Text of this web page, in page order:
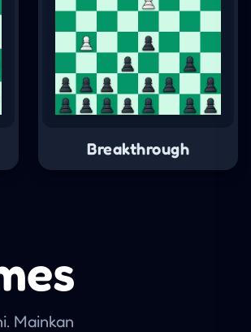
Breakthrough
Mainkan